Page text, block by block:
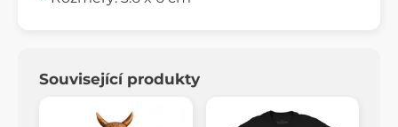
Související produkty